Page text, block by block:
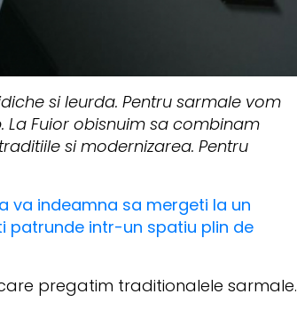
si leurda. Pentru sarmale vom
Fuior obisnuim sa combinam
si modernizarea. Pentru
va indeamna sa mergeti la un
patrunde intr-un spatiu plin de
pregatim traditionalele sarmale.